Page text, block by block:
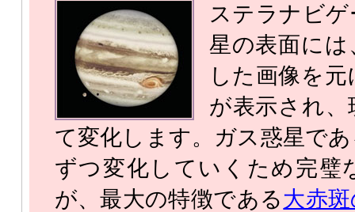
ステラナビ
星の表面に
した画像を
が表示され
て変化します。ガス惑星で
ずつ変化していくため完璧
が、最大の特徴である大赤